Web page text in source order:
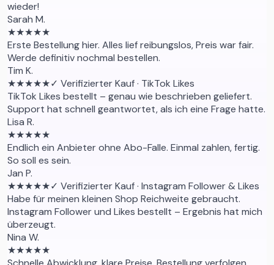
wieder!
Sarah M.
★★★★★
Erste Bestellung hier. Alles lief reibungslos, Preis war fair.
Werde definitiv nochmal bestellen.
Tim K.
★★★★★✓ Verifizierter Kauf· TikTok Likes
TikTok Likes bestellt – genau wie beschrieben geliefert.
Support hat schnell geantwortet, als ich eine Frage hatte.
Lisa R.
★★★★★
Endlich ein Anbieter ohne Abo-Falle. Einmal zahlen, fertig.
So soll es sein.
Jan P.
★★★★★✓ Verifizierter Kauf· Instagram Follower & Likes
Habe für meinen kleinen Shop Reichweite gebraucht.
Instagram Follower und Likes bestellt – Ergebnis hat mich
überzeugt.
Nina W.
★★★★★